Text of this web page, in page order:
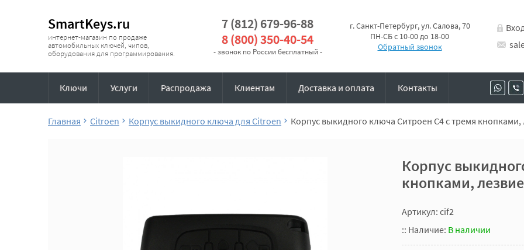
SmartKeys.ru
интернет-магазин по продаже
автомобильных ключей, чипов,
оборудования для программирования.
7 (812) 679-96-88
8 (800) 350-40-54
- звонок по России бесплатный -
г. Санкт-Петербург, ул. Салова, 70
ПН-СБ с 10-00 до 18-00
Обратный звонок
Ключи Услуги Распродажа Клиентам Доставка и оплата Контакты
Главная Citroen Корпус выкидного ключа для Citroen Корпус выкидного ключа Ситроен C4 с тремя кнопками,
Корпус
кнопками,
Артикул: cif2
:: Наличие: В наличии